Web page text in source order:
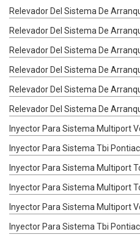
Relevador Del Sistema De
Relevador Del Sistema De
Relevador Del Sistema De
Relevador Del Sistema De
Relevador Del Sistema De
Relevador Del Sistema De
Inyector Para Sistema Multiport
Inyector Para Sistema Tbi
Inyector Para Sistema Multiport
Inyector Para Sistema Multiport
Inyector Para Sistema Multiport
Inyector Para Sistema Tbi